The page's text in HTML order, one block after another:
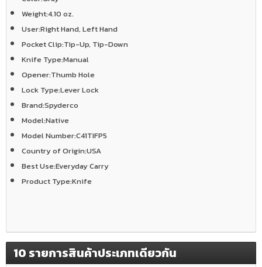
Weight:4.10 oz.
User:Right Hand, Left Hand
Pocket Clip:Tip-Up, Tip-Down
Knife Type:Manual
Opener:Thumb Hole
Lock Type:Lever Lock
Brand:Spyderco
Model:Native
Model Number:C41TIFP5
Country of Origin:USA
Best Use:Everyday Carry
Product Type:Knife
10 รายการสินค้าประเภทเดียวกัน